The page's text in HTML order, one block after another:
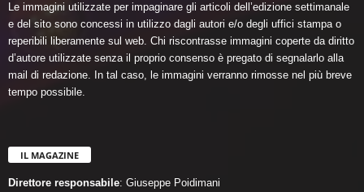
Le immagini utilizzate per impaginare gli articoli dell’edizione settimanale
e del sito sono concessi in utilizzo dagli autori e/o degli uffici stampa o
reperibili liberamente sul web. Chi riscontrasse immagini coperte da diritto
d’autore utilizzate senza il proprio consenso è pregato di segnalarlo alla
mail di redazione. In tal caso, le immagini verranno rimosse nel più breve
tempo possibile.
IL MAGAZINE
Direttore responsabile: Giuseppe Poidimani